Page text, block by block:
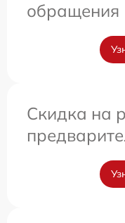
обращения
Скидка на